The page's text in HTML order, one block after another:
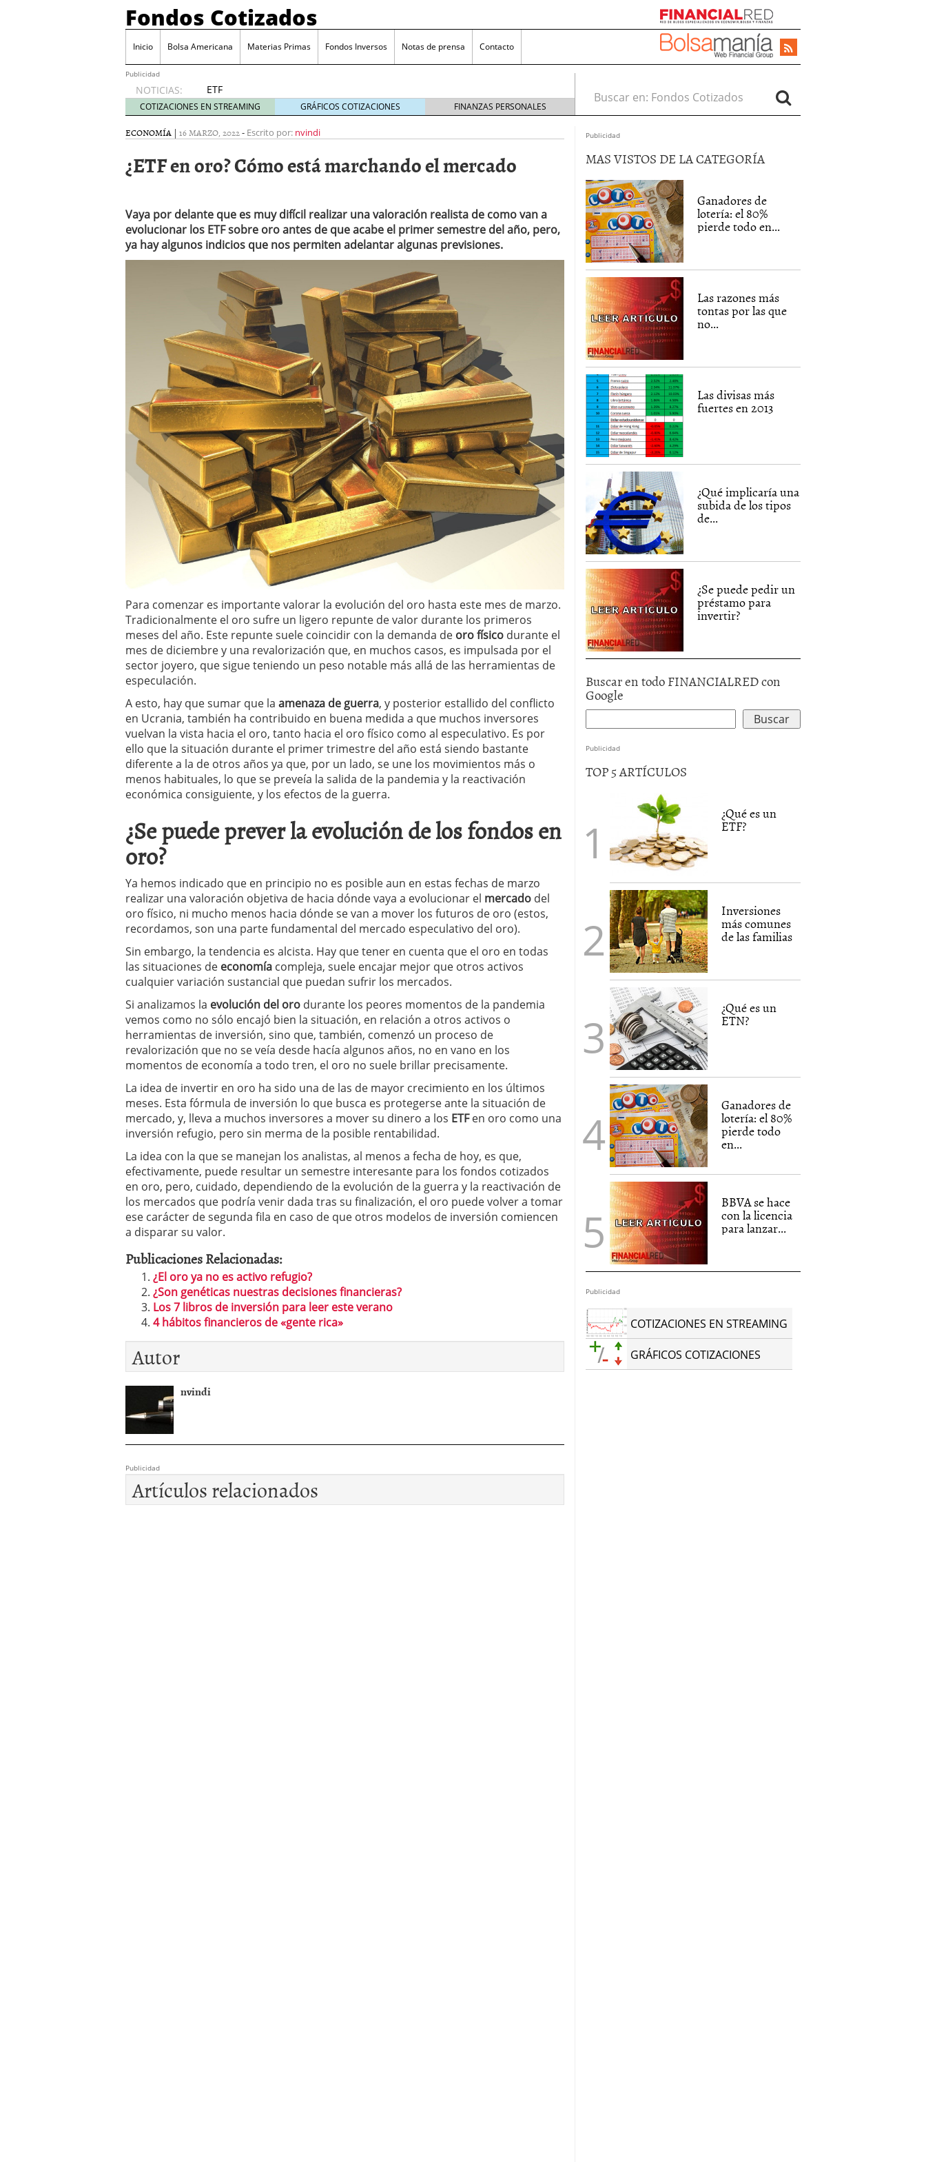
Fondos Cotizados
Inicio Bolsa Americana Materias Primas Fondos Inversos Notas de prensa Contacto
Publicidad
NOTICIAS:
ETF
activos:
el
producto
crece en
Europa y
a llegar
al
inversor
febrero
28, 2026
ETF activos: el producto que más crece en Europa y que empieza a llegar al
inversor español febrero 23, 2026
ETF de defensa, industriales y renta variable europea: las apuestas que
marcaron 2025 y siguen vivas en 2026
ETF o fondo indexado en España: la eterna pregunta tiene respuesta
(depende de ti) febrero 16, 2026
Enero de 2026 rompe todos los registros: 55.900 millones en un solo mes
febrero 8, 2026
COTIZACIONES EN STREAMING GRÁFICOS COTIZACIONES FINANZAS PERSONALES
Buscar en:
ECONOMÍA | 16 MARZO, 2022- Escrito por: nvindi
¿ETF en oro? Cómo está marchando el mercado
Vaya por delante que es muy difícil realizar una valoración realista de como van a
evolucionar los ETF sobre oro antes de que acabe el primer semestre del año, pero,
ya hay algunos indicios que nos permiten adelantar algunas previsiones.
Para comenzar es importante valorar la evolución del oro hasta este mes de marzo.
Tradicionalmente el oro sufre un ligero repunte de valor durante los primeros
meses del año. Este repunte suele coincidir con la demanda de orofísico durante el
mes de diciembre y una revalorización que, en muchos casos, es impulsada por el
sector joyero, que sigue teniendo un peso notable más allá de las herramientas de
especulación.
A esto, hay que sumar que la amenaza de guerra, y posterior estallido del conflicto
en Ucrania, también ha contribuido en buena medida a que muchos inversores
vuelvan la vista hacia el oro, tanto hacia el oro físico como al especulativo. Es por
ello que la situación durante el primer trimestre del año está siendo bastante
diferente a la de otros años ya que, por un lado, se une los movimientos más o
menos habituales, lo que se preveía la salida de la pandemia y la reactivación
económica consiguiente, y los efectos de la guerra.
¿Se puede prever la evolución de los fondos en
oro?
Ya hemos indicado que en principio no es posible aun en estas fechas de marzo
realizar una valoración objetiva de hacia dónde vaya a evolucionar el mercado del
oro físico, ni mucho menos hacia dónde se van a mover los futuros de oro (estos,
recordamos, son una parte fundamental del mercado especulativo del oro).
Sin embargo, la tendencia es alcista. Hay que tener en cuenta que el oro en todas
las situaciones de economía compleja, suele encajar mejor que otros activos
cualquier variación sustancial que puedan sufrir los mercados.
Si analizamos la evolución del oro durante los peores momentos de la pandemia
vemos como no sólo encajó bien la situación, en relación a otros activos o
herramientas de inversión, sino que, también, comenzó un proceso de
revalorización que no se veía desde hacía algunos años, no en vano en los
momentos de economía a todo tren, el oro no suele brillar precisamente.
La idea de invertir en oro ha sido una de las de mayor crecimiento en los últimos
meses. Esta fórmula de inversión lo que busca es protegerse ante la situación de
mercado, y, lleva a muchos inversores a mover su dinero a los ETFen oro como una
inversión refugio, pero sin merma de la posible rentabilidad.
La idea con la que se manejan los analistas, al menos a fecha de hoy, es que,
efectivamente, puede resultar un semestre interesante para los fondos cotizados
en oro, pero, cuidado, dependiendo de la evolución de la guerra y la reactivación de
los mercados que podría venir dada tras su finalización, el oro puede volver a tomar
ese carácter de segunda fila en caso de que otros modelos de inversión comiencen
a disparar su valor.
Publicaciones Relacionadas:
¿El oro ya no es activo refugio?
¿Son genéticas nuestras decisiones financieras?
Los 7 libros de inversión para leer este verano
4 hábitos financieros de «gente rica»
Autor
nvindi
Publicidad
Artículos relacionados
Publicidad
MAS VISTOS DE LA CATEGORÍA
Ganadores de
lotería: el 80%
pierde todo en...
Las razones más
tontas por las que
no...
Las divisas más
fuertes en 2013
¿Qué implicaría una
subida de los tipos
de...
¿Se puede pedir un
préstamo para
invertir?
Buscar en todo FINANCIALRED con
Google
Publicidad
TOP 5 ARTÍCULOS
¿Qué es un
ETF?
Inversiones
más comunes
de las familias
¿Qué es un
ETN?
Ganadores de
lotería: el 80%
pierde todo
en...
BBVA se hace
con la licencia
para lanzar...
Publicidad
COTIZACIONES EN STREAMING
GRÁFICOS COTIZACIONES